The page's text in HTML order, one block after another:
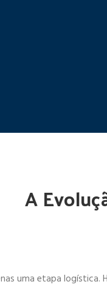
A
uma etapa logística.